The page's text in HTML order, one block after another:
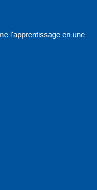
l'apprentissage en une